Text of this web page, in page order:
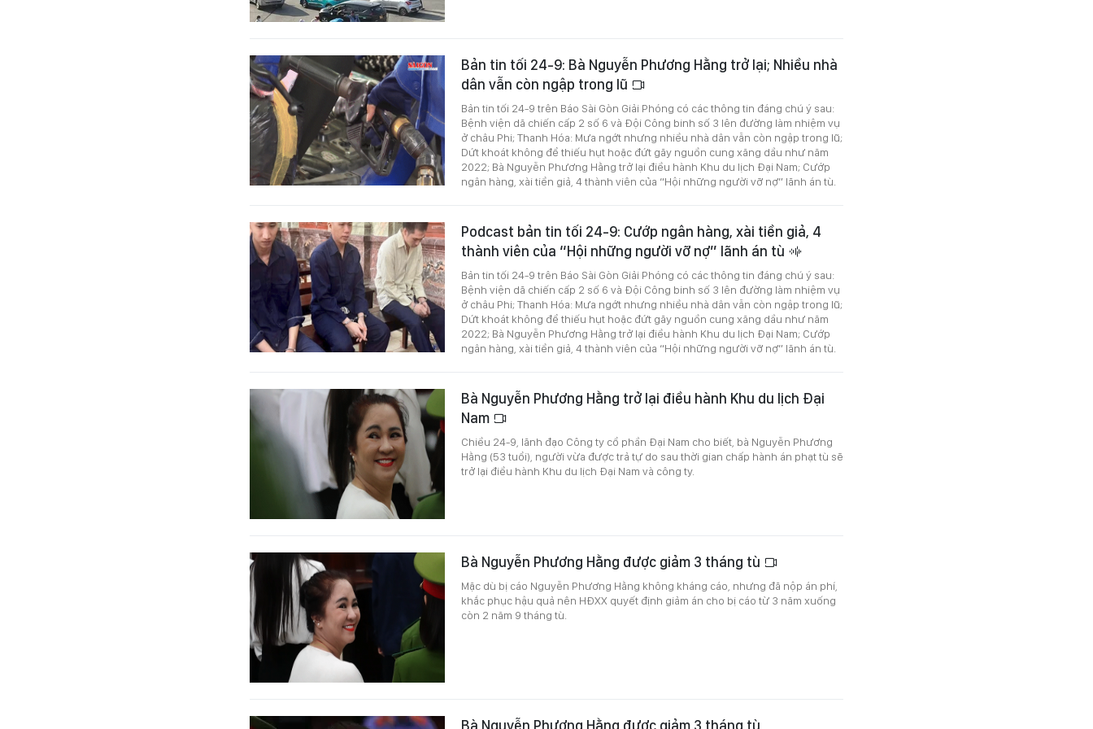
Bản tin tối 24-9: Bà Nguyễn Phương Hằng trở lại; Nhiều nhà
dân vẫn còn ngập trong lũ
Bản tin tối 24-9 trên Báo Sài Gòn Giải Phóng có các thông tin đáng chú ý sau:
Bệnh viện dã chiến cấp 2 số 6 và Đội Công binh số 3 lên đường làm nhiệm vụ
ở châu Phi; Thanh Hóa: Mưa ngớt nhưng nhiều nhà dân vẫn còn ngập trong lũ;
Dứt khoát không để thiếu hụt hoặc đứt gãy nguồn cung xăng dầu như năm
2022; Bà Nguyễn Phương Hằng trở lại điều hành Khu du lịch Đại Nam; Cướp
ngân hàng, xài tiền giả, 4 thành viên của “Hội những người vỡ nợ” lãnh án tù.
Podcast bản tin tối 24-9: Cướp ngân hàng, xài tiền giả, 4
thành viên của “Hội những người vỡ nợ” lãnh án tù
Bản tin tối 24-9 trên Báo Sài Gòn Giải Phóng có các thông tin đáng chú ý sau:
Bệnh viện dã chiến cấp 2 số 6 và Đội Công binh số 3 lên đường làm nhiệm vụ
ở châu Phi; Thanh Hóa: Mưa ngớt nhưng nhiều nhà dân vẫn còn ngập trong lũ;
Dứt khoát không để thiếu hụt hoặc đứt gãy nguồn cung xăng dầu như năm
2022; Bà Nguyễn Phương Hằng trở lại điều hành Khu du lịch Đại Nam; Cướp
ngân hàng, xài tiền giả, 4 thành viên của “Hội những người vỡ nợ” lãnh án tù.
Bà Nguyễn Phương Hằng trở lại điều hành Khu du lịch Đại
Nam
Chiều 24-9, lãnh đạo Công ty cổ phần Đại Nam cho biết, bà Nguyễn Phương
Hằng (53 tuổi), người vừa được trả tự do sau thời gian chấp hành án phạt tù sẽ
trở lại điều hành Khu du lịch Đại Nam và công ty.
Bà Nguyễn Phương Hằng được giảm 3 tháng tù
Mặc dù bị cáo Nguyễn Phương Hằng không kháng cáo, nhưng đã nộp án phí,
khắc phục hậu quả nên HĐXX quyết định giảm án cho bị cáo từ 3 năm xuống
còn 2 năm 9 tháng tù.
Bà Nguyễn Phương Hằng được giảm 3 tháng tù